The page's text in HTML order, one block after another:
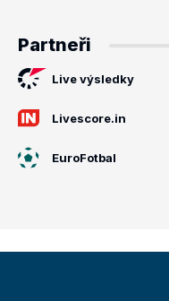
Partneři
Live výsledky
Livescore.in
EuroFotbal